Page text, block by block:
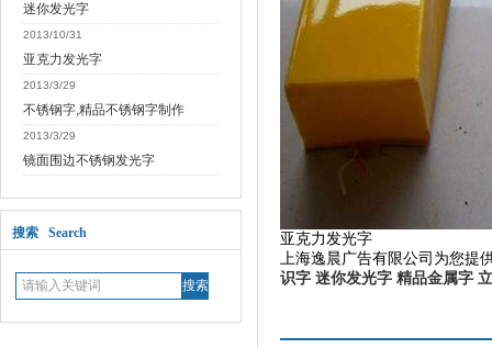
迷你发光字
2013/10/31
亚克力发光字
2013/3/29
不锈钢字,精品不锈钢字制作
2013/3/29
镜面围边不锈钢发光字
搜索 Search
亚克力发光字
上海逸晨广告有限公司为您提
识字 迷你发光字 精品金属字